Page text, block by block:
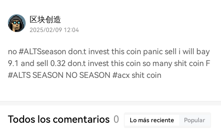
区块创造
2025/02/09 12:04
no #ALTSseason don.t invest this coin panic sell i will bay
9.1 and sell 0.32 don.t invest this coin so many shit coin F
#ALTS SEASON NO SEASON #acx shit coin
Todos los comentarios 0 Lo más reciente Popular